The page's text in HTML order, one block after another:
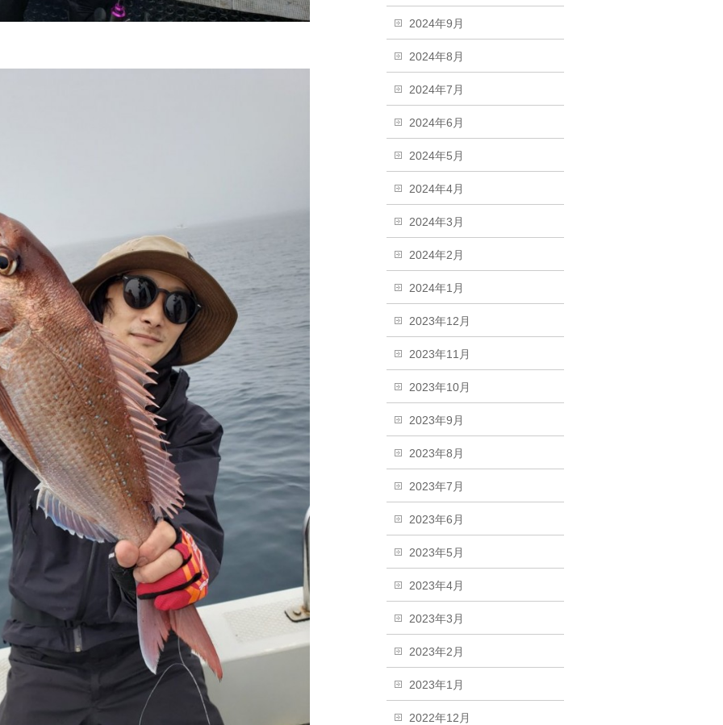
2024年9月
2024年8月
2024年7月
2024年6月
2024年5月
2024年4月
2024年3月
2024年2月
2024年1月
2023年12月
2023年11月
2023年10月
2023年9月
2023年8月
2023年7月
2023年6月
2023年5月
2023年4月
2023年3月
2023年2月
2023年1月
2022年12月